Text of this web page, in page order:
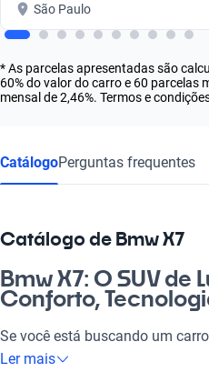
São Paulo
* As parcelas apresentadas são
60% do valor do carro e 60 parcelas
mensal de 2,46%. Termos e
CatálogoPerguntas frequentes
Catálogo de Bmw X7
Bmw X7: O SUV de
Conforto,
Se você está buscando um
performance, o Bmw X7 é a
Ler mais